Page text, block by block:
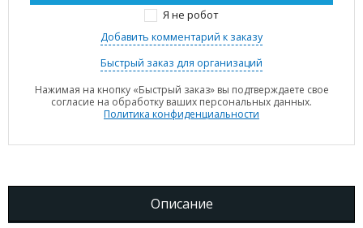
Я не робот
Добавить комментарий к заказу
Быстрый заказ для организаций
Нажимая на кнопку «Быстрый заказ» вы подтверждаете свое
согласие на обработку ваших персональных данных.
Политика конфиденциальности
Описание